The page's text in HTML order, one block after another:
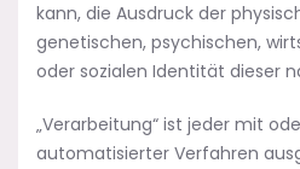
kann, die Ausdruck der
genetischen, psychischen,
oder sozialen Identität dieser
„Verarbeitung“ ist jeder mit
automatisierter Verfahren